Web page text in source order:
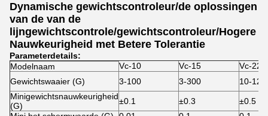
Dynamische gewichtscontroleur/de oplossingen
van de van de
lijngewichtscontrole/gewichtscontroleur/Hogere
Nauwkeurigheid met Betere Tolerantie
Parameterdetails:
Vc-10
Vc-15 Vc-22
Modelnaam
Gewichtswaaier (G)
3-100 3-300
10-
Minigewichtsnauwkeurigheid
(G)
±0.1 ±0.3
±0.5